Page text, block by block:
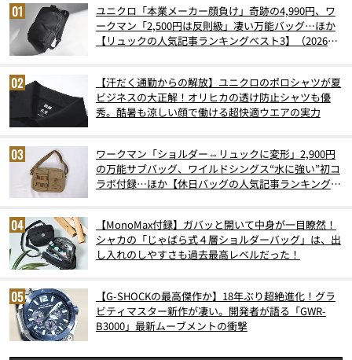
ユニクロ「本業メーカー顔負け」奇跡の4,990円、ワ
ークマン「2,500円は反則級」凄い万能バッグ…ほか
【リュックの人気記事ランキングベスト3】（2026年
【汗だく通勤からの解放】ユニクロのポロシャツが夏
ビジネスの大正解！オリヒカの透け防止シャツも優
秀。酷暑も涼しい顔で働ける超快適ウエアの実力
ワークマン「ショルダー⇔リュックに変形」2,900円
の万能サブバッグ、ワイルドシングス“水に強い”初コ
ラボ付録…ほか【休日バッグの人気記事ランキングベ
【MonoMax付録】ガバッと開いて中身が一目瞭然！
シャカの「じゃばら式４層ショルダーバッグ」は、出
し入れのしやすさも過去最高レベルだった！
【G-SHOCKの最高傑作か】18年ぶり超絶進化！グラ
ビティマスター新作が凄い。開発者が語る「GWR-
B3000」最新ムーブメントの衝撃